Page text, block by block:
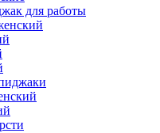
для работы